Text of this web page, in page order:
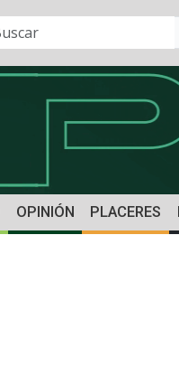
OPINIÓN PLACERES